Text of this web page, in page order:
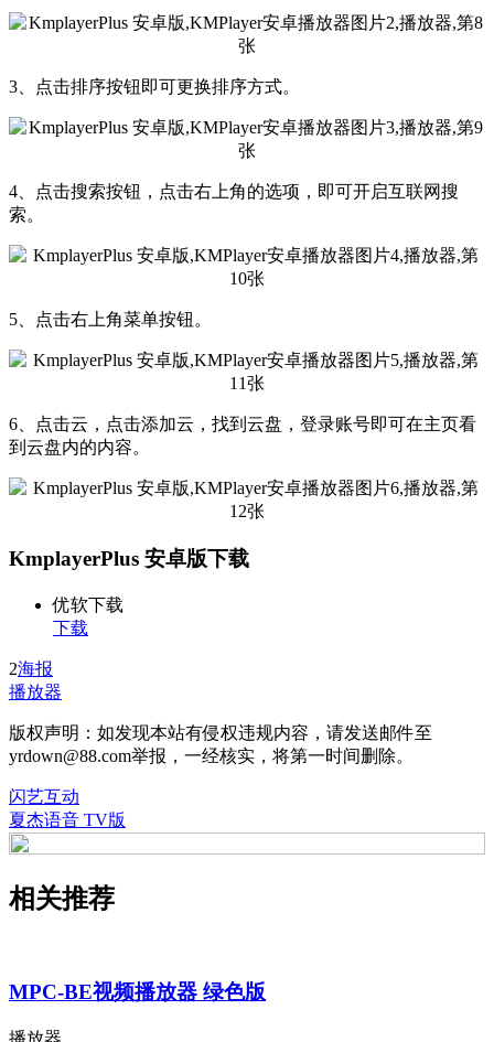
3、点击排序按钮即可更换排序方式。
4、点击搜索按钮，点击右上角的选项，即可开启互联网搜
索。
5、点击右上角菜单按钮。
6、点击云，点击添加云，找到云盘，登录账号即可在主页看
到云盘内的内容。
KmplayerPlus 安卓版下载
优软下载
下载
2海报
播放器
版权声明：如发现本站有侵权违规内容，请发送邮件至
yrdown@88.com举报，一经核实，将第一时间删除。
闪艺互动
夏杰语音 TV版
相关推荐
MPC-BE视频播放器 绿色版
播放器